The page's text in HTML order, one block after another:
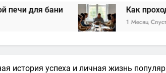
Как проходит
1 Месяц Спустя
история успеха и личная жизнь